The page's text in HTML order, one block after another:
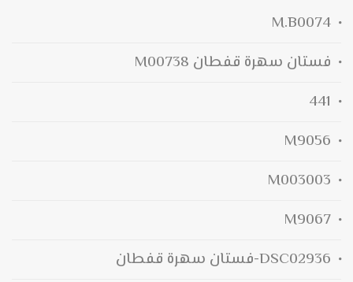
M.B0074
فستان سهرة قفطان M00738
441
M9056
M003003
M9067
DSC02936-فستان سهرة قفطان